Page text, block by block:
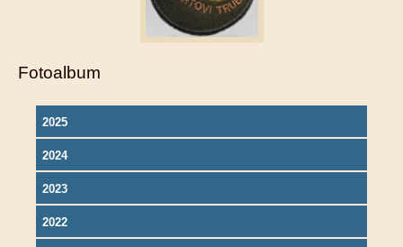
Fotoalbum
2025
2024
2023
2022